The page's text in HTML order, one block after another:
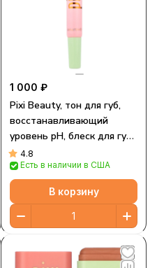
1 000 ₽
Pixi Beauty, тон для губ,
восстанавливающий
уровень pH, блеск для губ,
розовый, 12 мл (0,4 жидк.
унции)
4.8
Есть в наличии в США
В корзину